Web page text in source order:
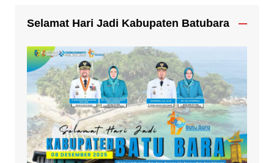
Selamat Hari Jadi Kabupaten Batubara